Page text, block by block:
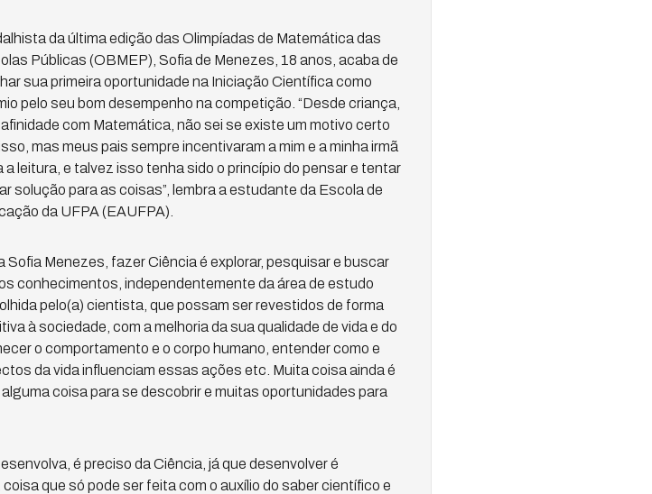
da última edição das Olimpíadas de Matemática das
Públicas (OBMEP), Sofia de Menezes, 18 anos, acaba de
sua primeira oportunidade na Iniciação Científica como
pelo seu bom desempenho na competição. “Desde criança,
com Matemática, não sei se existe um motivo certo
mas meus pais sempre incentivaram a mim e a minha irmã
a leitura, e talvez isso tenha sido o princípio do pensar e tentar
solução para as coisas”, lembra a estudante da Escola de
da UFPA (EAUFPA).
Sofia Menezes, fazer Ciência é explorar, pesquisar e buscar
conhecimentos, independentemente da área de estudo
pelo(a) cientista, que possam ser revestidos de forma
à sociedade, com a melhoria da sua qualidade de vida e do
o comportamento e o corpo humano, entender como e
da vida influenciam essas ações etc. Muita coisa ainda é
coisa para se descobrir e muitas oportunidades para
é preciso da Ciência, já que desenvolver é
que só pode ser feita com o auxílio do saber científico e